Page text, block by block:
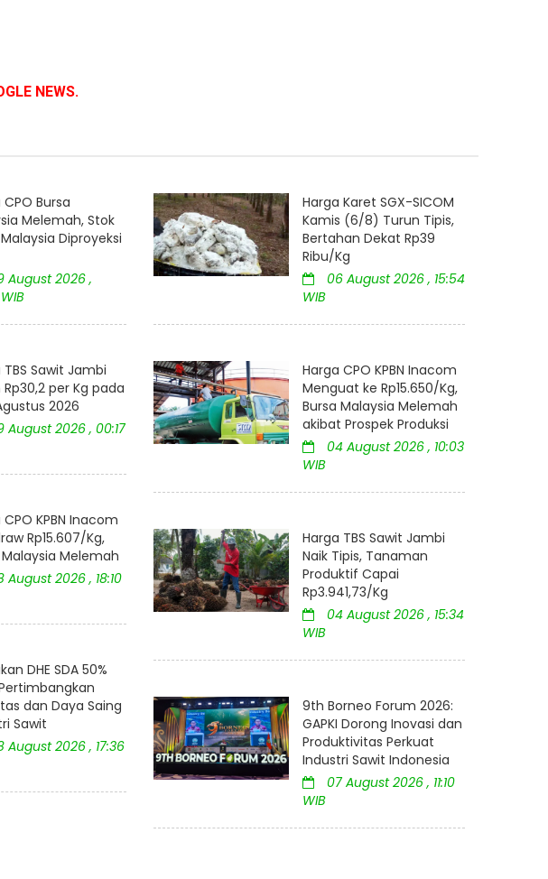
NEWS.
Bursa
Melemah, Stok
Diproyeksi
August 2026 ,
TBS Sawit Jambi
per Kg pada
2026
August 2026 , 00:17
KPBN Inacom
Rp15.607/Kg,
Melemah
August 2026 , 18:10
DHE SDA 50%
dan Daya Saing
Sawit
August 2026 , 17:36
Harga Karet SGX-SICOM
Kamis (6/8) Turun Tipis,
Bertahan Dekat Rp39
Ribu/Kg
06 August 2026 , 15:54
WIB
Harga CPO KPBN Inacom
Menguat ke Rp15.650/Kg,
Bursa Malaysia Melemah
akibat Prospek Produksi
04 August 2026 , 10:03
WIB
Harga TBS Sawit Jambi
Naik Tipis, Tanaman
Produktif Capai
Rp3.941,73/Kg
04 August 2026 , 15:34
WIB
9th Borneo Forum 2026:
GAPKI Dorong Inovasi dan
Produktivitas Perkuat
Industri Sawit Indonesia
07 August 2026 , 11:10
WIB